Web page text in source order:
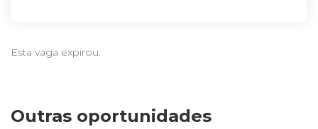
Esta vaga expirou.
Outras oportunidades